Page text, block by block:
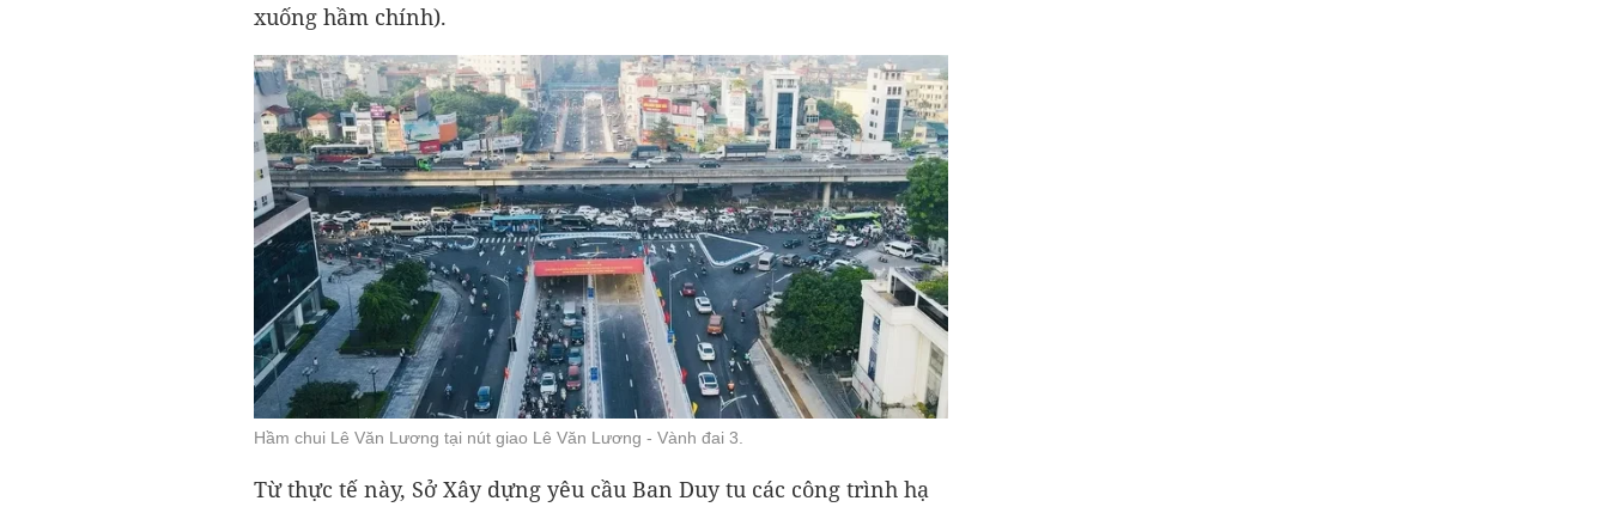
xuống hầm chính).
Hầm chui Lê Văn Lương tại nút giao Lê Văn Lương - Vành đai 3.
Từ thực tế này, Sở Xây dựng yêu cầu Ban Duy tu các công trình hạ